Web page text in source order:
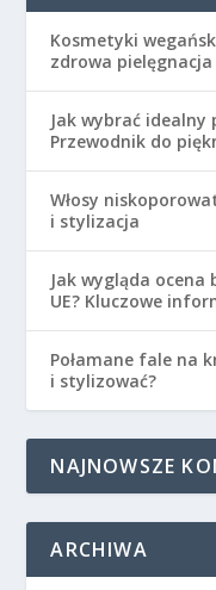
Kosmetyki
zdrowa pielęgnacja
Jak wybrać idealny
Przewodnik do
Włosy
i stylizacja
Jak wygląda
UE? Kluczowe
Połamane fale na
i stylizować?
NAJNOWSZE
ARCHIWA